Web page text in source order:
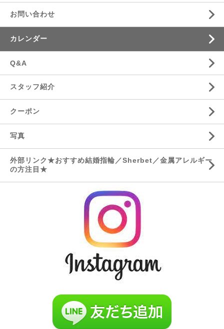
お問い合わせ
カレンダー
Q&A
スタッフ紹介
クーポン
写真
外部リンク★おすすめ結婚指輪／Sherbet／金属アレルギー
の方注目★